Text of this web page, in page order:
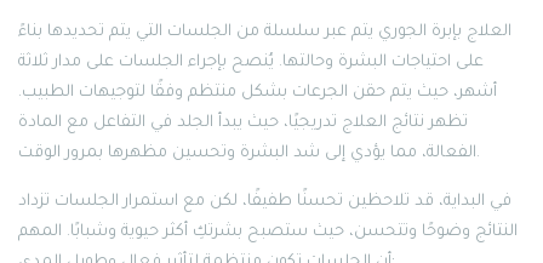
العلاج بإبرة الجوري يتم عبر سلسلة من الجلسات التي يتم تحديدها بناءً
على احتياجات البشرة وحالتها. يُنصح بإجراء الجلسات على مدار ثلاثة
أشهر، حيث يتم حقن الجرعات بشكل منتظم وفقًا لتوجيهات الطبيب.
تظهر نتائج العلاج تدريجيًا، حيث يبدأ الجلد في التفاعل مع المادة
الفعالة، مما يؤدي إلى شد البشرة وتحسين مظهرها بمرور الوقت.
في البداية، قد تلاحظين تحسنًا طفيفًا، لكن مع استمرار الجلسات تزداد
النتائج وضوحًا وتتحسن، حيث ستصبح بشرتكِ أكثر حيوية وشبابًا. المهم